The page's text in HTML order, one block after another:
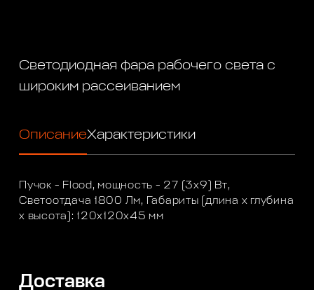
Светодиодная фара рабочего света с
широким рассеиванием
ОписаниеХарактеристики
Пучок - Flood, мощность - 27 (3х9) Вт,
Светоотдача 1800 Лм, Габариты (длина х глубина
х высота): 120х120х45 мм
Доставка